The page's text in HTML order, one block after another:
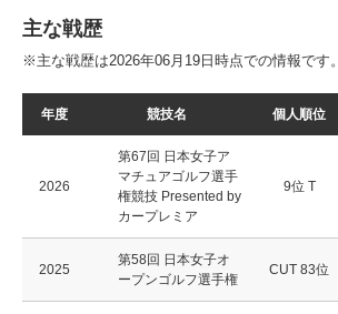
主な戦歴
※主な戦歴は2026年06月19日時点での情報です。
年度 競技名 個人順位
2026
第67回 日本女子ア
マチュアゴルフ選手
権競技 Presented by
カープレミア
9位 T
2025
第58回 日本女子オ
ープンゴルフ選手権
CUT 83位